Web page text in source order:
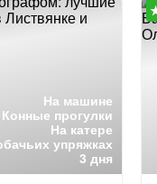
На машине
Конные прогулки
На катере
упряжках
3 дня